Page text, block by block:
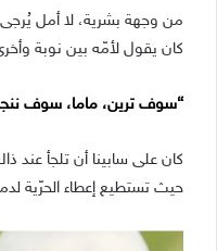
من وجهة بشرية، لا أمل يُرجى.
كان يقول لأمّه بين نوبة
“سوف ترين، ماما، سوف
كان على سابينا أن تلجأ عند
حيث تستطيع إعطاء الحرّية